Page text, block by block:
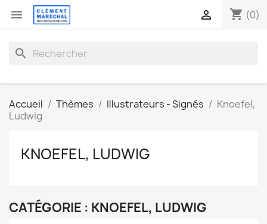
 shopping_cart (0)

search
Accueil Thèmes Illustrateurs - Signés
Knoefel,
Ludwig
KNOEFEL, LUDWIG
CATÉGORIE : KNOEFEL, LUDWIG